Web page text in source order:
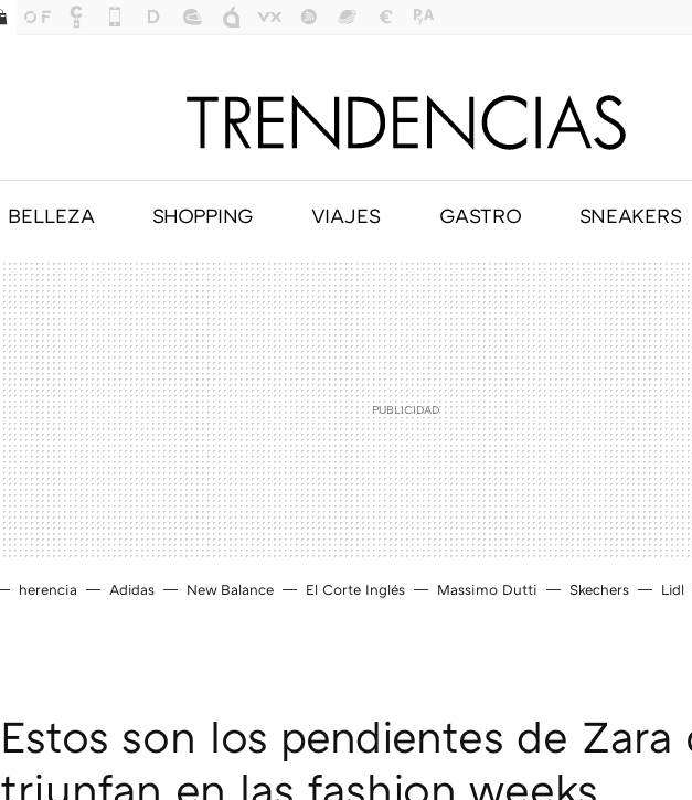
BELLEZA SHOPPING VIAJES GASTRO SNEAKERS
herencia Adidas New Balance El Corte Inglés Massimo Dutti Skechers Lidl
Estos son los pendientes de Zara
triunfan en las fashion weeks